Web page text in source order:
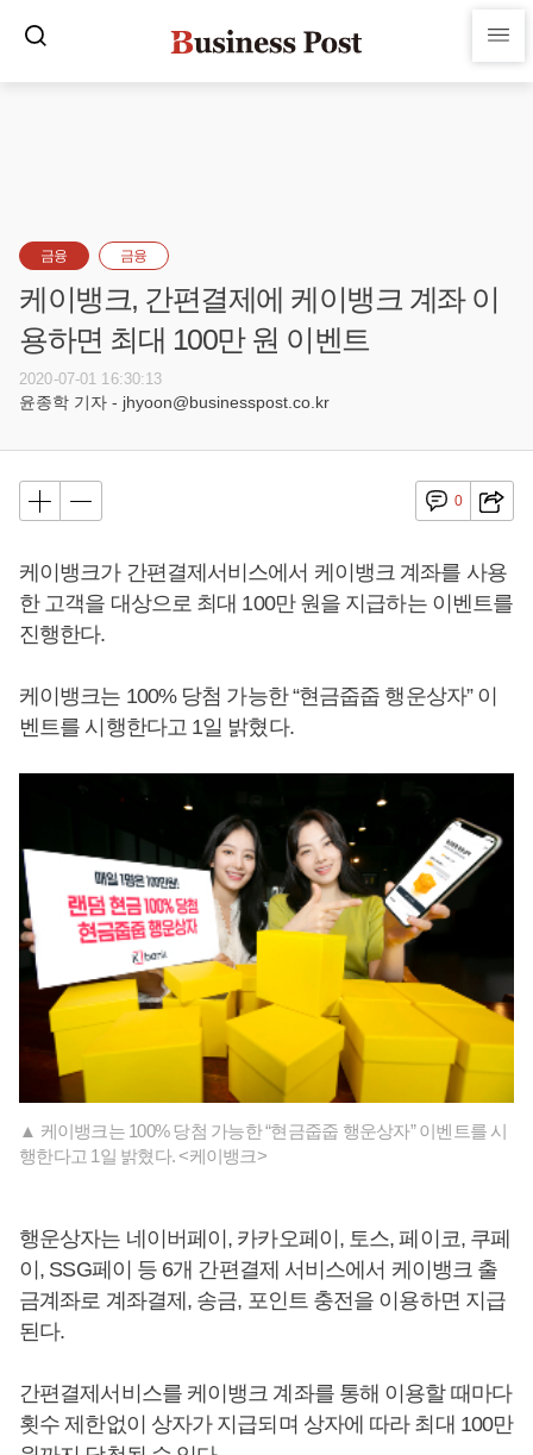
금융 금융
케이뱅크, 간편결제에 케이뱅크 계좌 이
용하면 최대 100만 원 이벤트
2020-07-01 16:30:13
윤종학 기자 - jhyoon@businesspost.co.kr
0
케이뱅크가 간편결제서비스에서 케이뱅크 계좌를 사용
한 고객을 대상으로 최대 100만 원을 지급하는 이벤트를
진행한다.
케이뱅크는 100% 당첨 가능한 “현금줍줍 행운상자” 이
벤트를 시행한다고 1일 밝혔다.
▲ 케이뱅크는 100% 당첨 가능한 “현금줍줍 행운상자” 이벤트를 시
행한다고 1일 밝혔다. <케이뱅크>
행운상자는 네이버페이, 카카오페이, 토스, 페이코, 쿠페
이, SSG페이 등 6개 간편결제 서비스에서 케이뱅크 출
금계좌로 계좌결제, 송금, 포인트 충전을 이용하면 지급
된다.
간편결제서비스를 케이뱅크 계좌를 통해 이용할 때마다
횟수 제한없이 상자가 지급되며 상자에 따라 최대 100만